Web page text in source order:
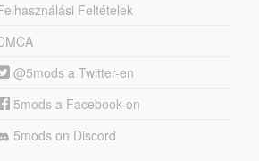
Feltételek
@5mods a Twitter-en
5mods a Facebook-on
5mods on Discord